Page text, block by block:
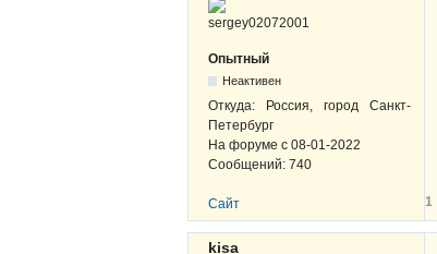
Опытный
Неактивен
Откуда: Россия, город Санкт-
Петербург
На форуме с 08-01-2022
Сообщений: 740
Сайт 1
kisa